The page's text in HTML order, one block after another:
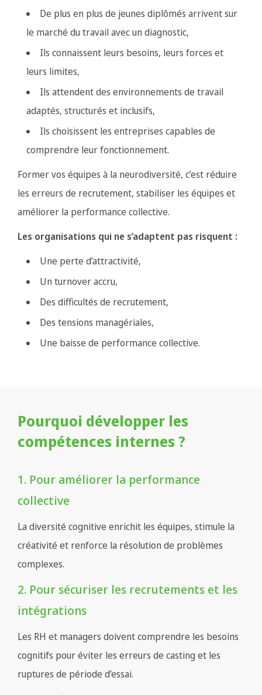
De plus en plus de jeunes diplômés arrivent sur
le marché du travail avec un diagnostic,
Ils connaissent leurs besoins, leurs forces et
leurs limites,
Ils attendent des environnements de travail
adaptés, structurés et inclusifs,
Ils choisissent les entreprises capables de
comprendre leur fonctionnement.
Former vos équipes à la neurodiversité, c’est réduire
les erreurs de recrutement, stabiliser les équipes et
améliorer la performance collective.
Les organisations qui ne s’adaptent pas risquent :
Une perte d’attractivité,
Un turnover accru,
Des difficultés de recrutement,
Des tensions managériales,
Une baisse de performance collective.
Pourquoi développer les
compétences internes ?
1. Pour améliorer la performance
collective
La diversité cognitive enrichit les équipes, stimule la
créativité et renforce la résolution de problèmes
complexes.
2. Pour sécuriser les recrutements et les
intégrations
Les RH et managers doivent comprendre les besoins
cognitifs pour éviter les erreurs de casting et les
ruptures de période d’essai.